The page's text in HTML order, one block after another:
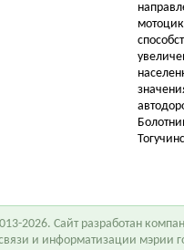
2026. Сайт разработан
и информатизации мэрии